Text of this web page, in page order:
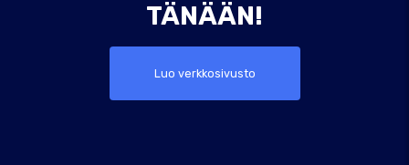
TÄNÄÄN!
Luo verkkosivusto